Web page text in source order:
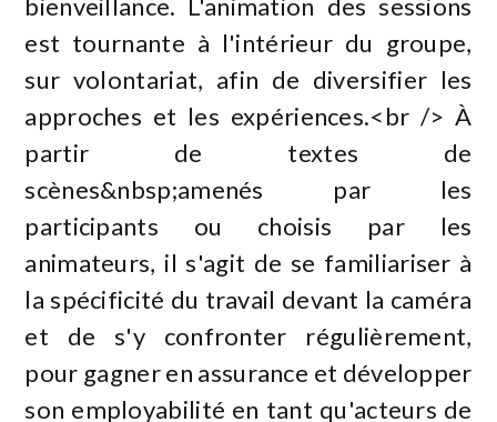
est tournante à l'intérieur du groupe,
sur volontariat, afin de diversifier les
approches et les expériences.<br /> À
partir de textes de
scènes&nbsp;amenés par les
participants ou choisis par les
animateurs, il s'agit de se familiariser à
la spécificité du travail devant la caméra
et de s'y confronter régulièrement,
pour gagner en assurance et développer
son employabilité en tant qu'acteurs de